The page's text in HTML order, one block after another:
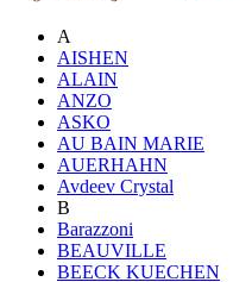
A
AISHEN
ALAIN
ANZO
ASKO
AU BAIN MARIE
AUERHAHN
Avdeev Crystal
B
Barazzoni
BEAUVILLE
BEECK KUECHEN